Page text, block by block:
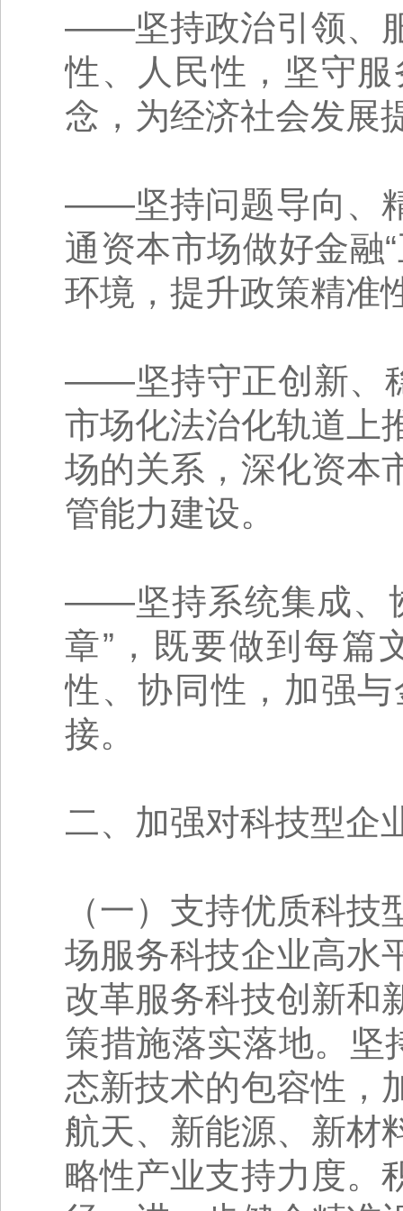
——坚持政治引领、
性、人民性，坚守
念，为经济社会发展
——坚持问题导向、
通资本市场做好金融
环境，提升政策精准
——坚持守正创新、
市场化法治化轨道上
场的关系，深化资本
管能力建设。
——坚持系统集成、
章”，既要做到每篇
性、协同性，加强
接。
二、加强对科技型企
（一）支持优质科
场服务科技企业高水
改革服务科技创新和
策措施落实落地。坚
态新技术的包容性，
航天、新能源、新材
略性产业支持力度。